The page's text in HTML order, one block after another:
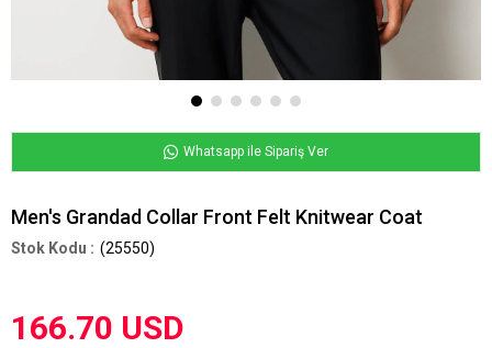
Whatsapp ile Sipariş Ver
Men's Grandad Collar Front Felt Knitwear Coat
(25550)
166.70 USD